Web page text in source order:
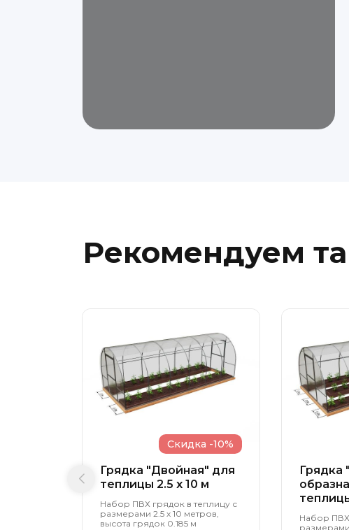
Рекомендуем
Грядка "Двойная" для
теплицы 2.5 x 10 м
Набор ПВХ грядок в теплицу с
размерами 2.5 х 10 метров,
высота грядок 0.185 м
Скидка -10%
Набор ПВХ